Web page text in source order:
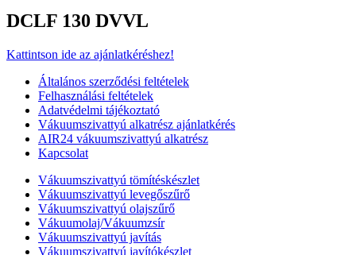
DCLF 130 DVVL
Kattintson ide az ajánlatkéréshez!
Általános szerződési feltételek
Felhasználási feltételek
Adatvédelmi tájékoztató
Vákuumszivattyú alkatrész ajánlatkérés
AIR24 vákuumszivattyú alkatrész
Kapcsolat
Vákuumszivattyú tömítéskészlet
Vákuumszivattyú levegőszűrő
Vákuumszivattyú olajszűrő
Vákuumolaj/Vákuumzsír
Vákuumszivattyú javítás
Vákuumszivattyú javítókészlet